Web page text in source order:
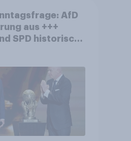
AfD
aus +++
SPD historisch
ohne Politik